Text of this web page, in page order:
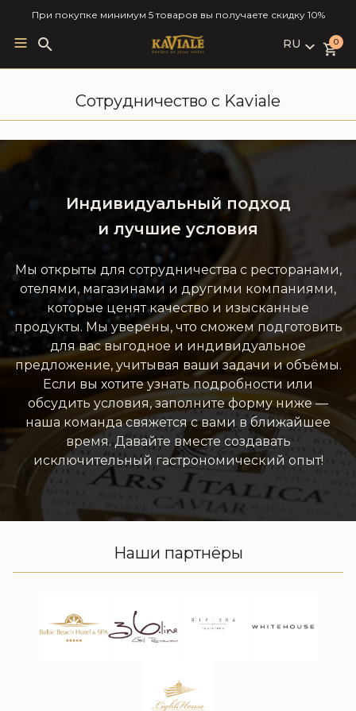
При покупке минимум 5 товаров вы получаете скидку 10%
Search
for:
RU
LV
EN
0
Сотрудничество с Kaviale
Индивидуальный подход
и лучшие условия
Мы открыты для сотрудничества с ресторанами,
отелями, магазинами и другими компаниями,
которые ценят качество и изысканные
продукты. Мы уверены, что сможем подготовить
для вас выгодное и индивидуальное
предложение, учитывая ваши задачи и объёмы.
Если вы хотите узнать подробности или
обсудить условия, заполните форму ниже —
наша команда свяжется с вами в ближайшее
время. Давайте вместе создавать
исключительный гастрономический опыт!
Наши партнёры